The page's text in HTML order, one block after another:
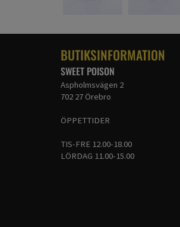
BUTIKSINFORMATION
SWEET POISON
Aspholmsvägen 2
702 27 Örebro
ÖPPETTIDER
TIS-FRE 12.00-18.00
LÖRDAG 11.00-15.00